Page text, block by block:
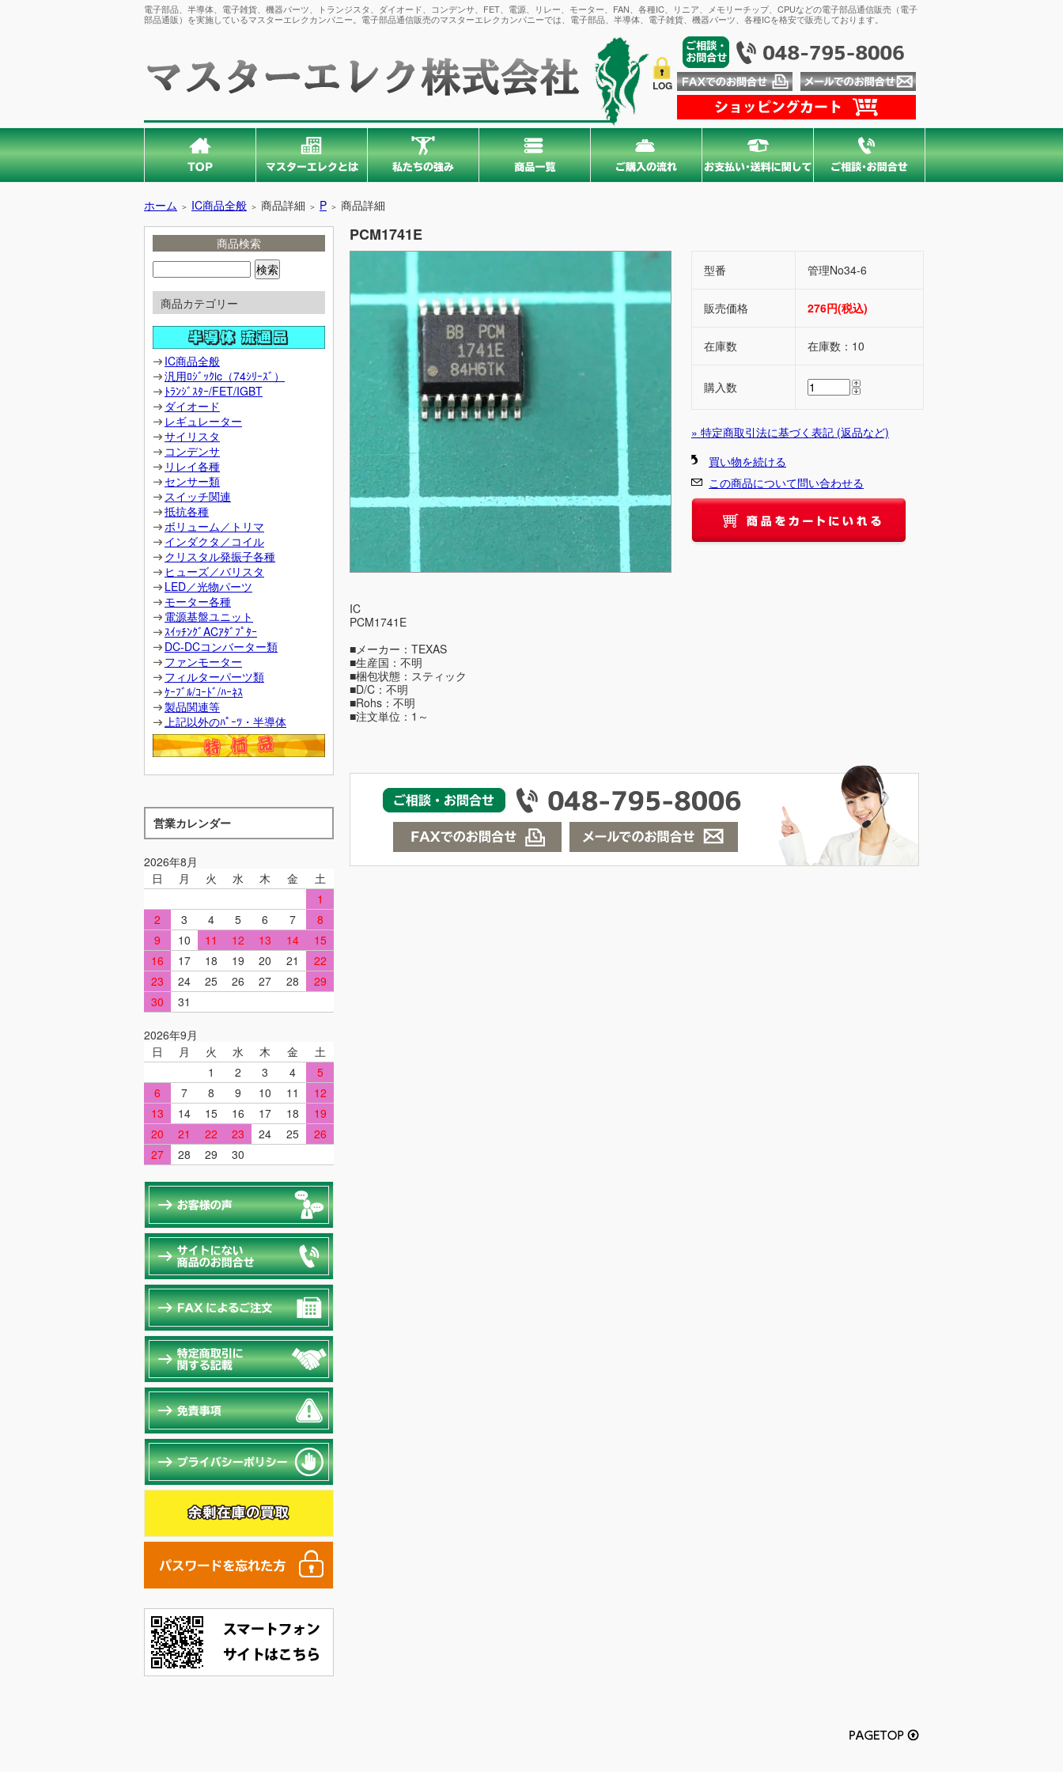
電子部品、半導体、電子雑貨、機器パーツ、トランジスタ、ダイオード、コンデンサ、FET、電源、リレー、モーター、FAN、各種IC、リニア、メモリーチップ、CPUなどの電子部品通信販売（電子
部品通販）を実施しているマスターエレクカンパニー。電子部品通信販売のマスターエレクカンパニーでは、電子部品、半導体、電子雑貨、機器パーツ、各種ICを格安で販売しております。
LOG
ホーム ＞ IC商品全般 ＞ 商品詳細 ＞ P ＞ 商品詳細
商品検索
商品カテゴリー
IC商品全般
汎用ﾛｼﾞｯｸic（74ｼﾘｰｽﾞ）
ﾄﾗﾝｼﾞｽﾀｰ/FET/IGBT
ダイオード
レギュレーター
サイリスタ
コンデンサ
リレイ各種
センサー類
スイッチ関連
抵抗各種
ボリューム／トリマ
インダクタ／コイル
クリスタル発振子各種
ヒューズ／バリスタ
LED／光物パーツ
モーター各種
電源基盤ユニット
ｽｲｯﾁﾝｸﾞACｱﾀﾞﾌﾟﾀｰ
DC-DCコンバーター類
ファンモーター
フィルターパーツ類
ｹｰﾌﾞﾙ/ｺｰﾄﾞ/ﾊｰﾈｽ
製品関連等
上記以外のﾊﾟｰﾂ・半導体
営業カレンダー
2026年8月
日
月 火 水 木 金
土
1
2
3 4 5 6 7
8
9
10 11 12 13 14
15
16
17 18 19 20 21
22
23
24 25 26 27 28
29
30
31
2026年9月
日
月 火 水 木 金
土
1
2 3 4
5
6
7 8 9 10 11
12
13
14 15 16 17 18
19
20
21 22 23 24 25
26
27
28 29 30
PCM1741E
型番 管理No34-6
販売価格 276円(税込)
在庫数 在庫数：10
購入数
» 特定商取引法に基づく表記 (返品など)
買い物を続ける
この商品について問い合わせる
IC
PCM1741E
■メーカー：TEXAS
■生産国：不明
■梱包状態：スティック
■D/C：不明
■Rohs：不明
■注文単位：1～